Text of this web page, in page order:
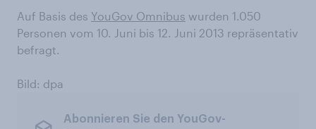
Auf Basis des YouGov Omnibus wurden 1.050
Personen vom 10. Juni bis 12. Juni 2013 repräsentativ
befragt.
Bild: dpa
Abonnieren Sie den YouGov-